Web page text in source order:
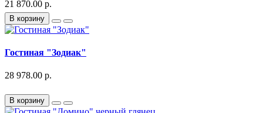
21 870.00 р.
В корзину
Гостиная "Зодиак"
28 978.00 р.
В корзину